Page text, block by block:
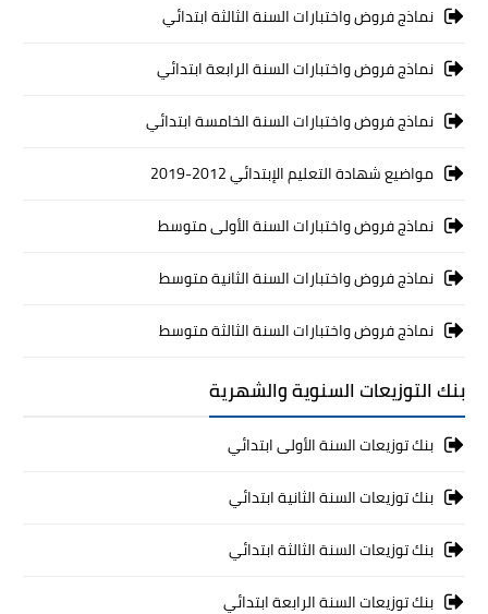
نماذج فروض واختبارات السنة الثالثة ابتدائي
نماذج فروض واختبارات السنة الرابعة ابتدائي
نماذج فروض واختبارات السنة الخامسة ابتدائي
مواضيع شهادة التعليم الإبتدائي 2012-2019
نماذج فروض واختبارات السنة الأولى متوسط
نماذج فروض واختبارات السنة الثانية متوسط
نماذج فروض واختبارات السنة الثالثة متوسط
بنك التوزيعات السنوية والشهرية
بنك توزيعات السنة الأولى ابتدائي
بنك توزيعات السنة الثانية ابتدائي
بنك توزيعات السنة الثالثة ابتدائي
بنك توزيعات السنة الرابعة ابتدائي